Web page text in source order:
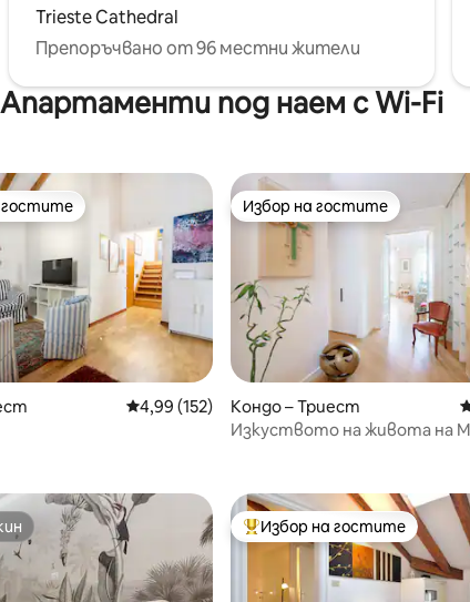
Trieste Cathedral
Препоръчвано от 96 местни жители
Апартаменти под наем с Wi-Fi
отзива
избор на гостите
гостите
Средна оценка: 4,99 от 5, 152 отзива
4,99 (152)
Избор на гостите
Избор на гостите
Кондо – Триест
Изкуството на живота на
Най-популярен избор на
Избор на гостите